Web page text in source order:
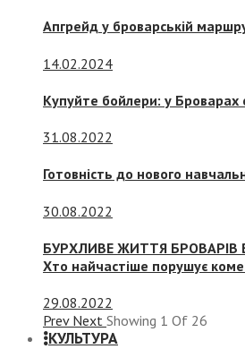
Апгрейд у броварській
14.02.2024
Купуйте бойлери: у Броварах
31.08.2022
Готовність до нового
30.08.2022
БУРХЛИВЕ ЖИТТЯ БРОВАРІВ
Хто найчастіше порушує
29.08.2022
Prev Next Showing 1 Of 26
КУЛЬТУРА